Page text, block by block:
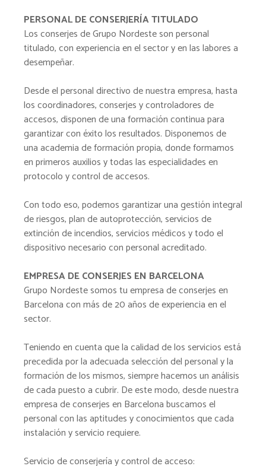
PERSONAL DE CONSERJERÍA TITULADO
Los conserjes de Grupo Nordeste son personal
titulado, con experiencia en el sector y en las labores a
desempeñar.
Desde el personal directivo de nuestra empresa, hasta
los coordinadores, conserjes y controladores de
accesos, disponen de una formación continua para
garantizar con éxito los resultados. Disponemos de
una academia de formación propia, donde formamos
en primeros auxilios y todas las especialidades en
protocolo y control de accesos.
Con todo eso, podemos garantizar una gestión integral
de riesgos, plan de autoprotección, servicios de
extinción de incendios, servicios médicos y todo el
dispositivo necesario con personal acreditado.
EMPRESA DE CONSERJES EN BARCELONA
Grupo Nordeste somos tu empresa de conserjes en
Barcelona con más de 20 años de experiencia en el
sector.
Teniendo en cuenta que la calidad de los servicios está
precedida por la adecuada selección del personal y la
formación de los mismos, siempre hacemos un análisis
de cada puesto a cubrir. De este modo, desde nuestra
empresa de conserjes en Barcelona buscamos el
personal con las aptitudes y conocimientos que cada
instalación y servicio requiere.
Servicio de conserjería y control de acceso: